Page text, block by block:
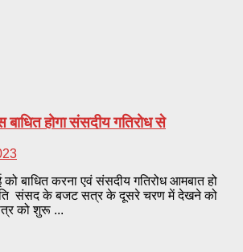
बाधित होगा संसदीय गतिरोध से
को बाधित करना एवं संसदीय गतिरोध आमबात हो
संसद के बजट सत्र के दूसरे चरण में देखने को
को शुरू ...